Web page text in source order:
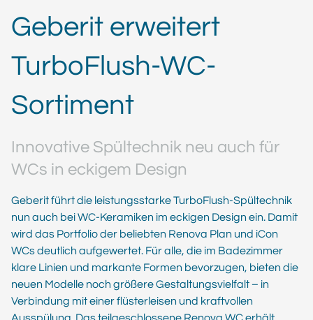
Geberit erweitert
TurboFlush-WC-
Sortiment
Innovative Spültechnik neu auch für
WCs in eckigem Design
Geberit führt die leistungsstarke TurboFlush-Spültechnik
nun auch bei WC-Keramiken im eckigen Design ein. Damit
wird das Portfolio der beliebten Renova Plan und iCon
WCs deutlich aufgewertet. Für alle, die im Badezimmer
klare Linien und markante Formen bevorzugen, bieten die
neuen Modelle noch größere Gestaltungsvielfalt – in
Verbindung mit einer flüsterleisen und kraftvollen